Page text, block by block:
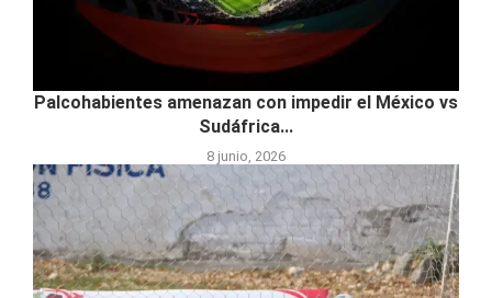
Palcohabientes amenazan con impedir el México vs
Sudáfrica...
8 junio, 2026